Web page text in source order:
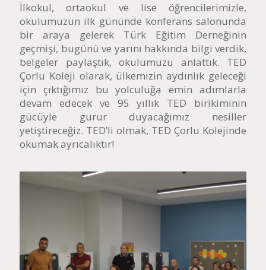
İlkokul, ortaokul ve lise öğrencilerimizle,
okulumuzun ilk gününde konferans salonunda
bir araya gelerek Türk Eğitim Derneğinin
geçmişi, bugünü ve yarını hakkında bilgi verdik,
belgeler paylaştık, okulumuzu anlattık. TED
Çorlu Koleji olarak, ülkemizin aydınlık geleceği
için çıktığımız bu yolculuğa emin adımlarla
devam edecek ve 95 yıllık TED birikiminin
gücüyle gurur duyacağımız nesiller
yetiştireceğiz. TED’li olmak, TED Çorlu Kolejinde
okumak ayrıcalıktır!